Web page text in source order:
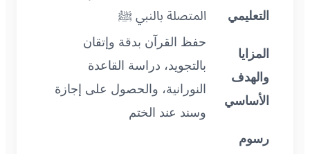
التعليمي
المتصلة بالنبي ﷺ
المزايا
والهدف
الأساسي
حفظ القرآن بدقة وإتقان
بالتجويد، دراسة القاعدة
النورانية، والحصول على إجازة
وسند عند الختم
رسوم